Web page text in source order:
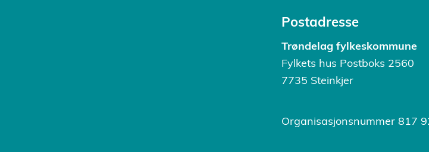
Postadresse
Trøndelag fylkeskommune
Fylkets hus Postboks 2560
7735 Steinkjer
Organisasjonsnummer 817